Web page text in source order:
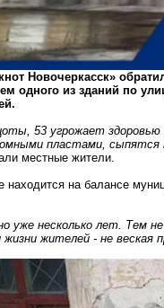
Новочеркасск»
одного из зданий по
53 угрожает
пластами, сыпятся
местные жители.
находится на балансе
уже несколько лет. Тем
жизни жителей - не веская